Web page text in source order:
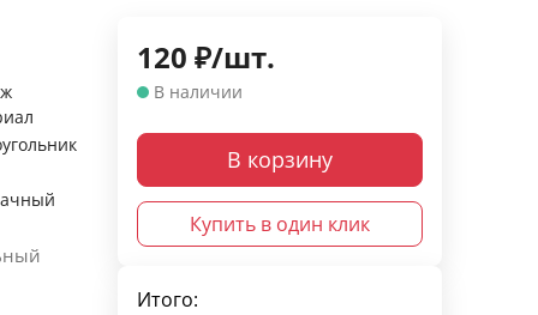
120 ₽/шт.
В наличии
В корзину
Купить в один клик
Итого: